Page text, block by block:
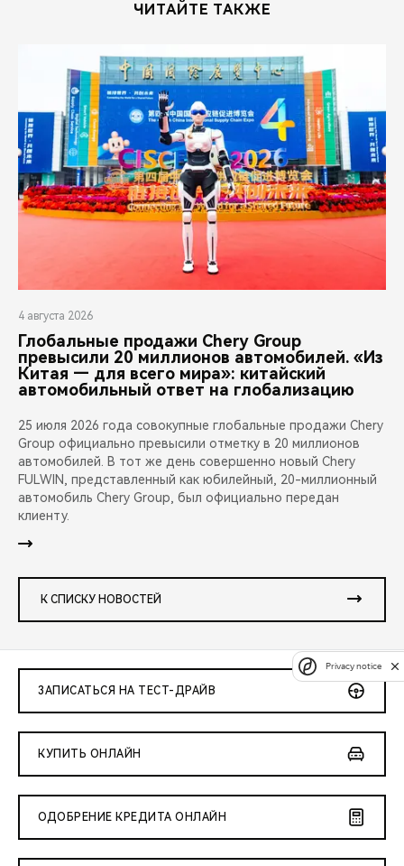
ЧИТАЙТЕ ТАКЖЕ
4 августа 2026
Глобальные продажи Chery Group
превысили 20 миллионов автомобилей. «Из
Китая — для всего мира»: китайский
автомобильный ответ на глобализацию
25 июля 2026 года совокупные глобальные продажи Chery
Group официально превысили отметку в 20 миллионов
автомобилей. В тот же день совершенно новый Chery
FULWIN, представленный как юбилейный, 20-миллионный
автомобиль Chery Group, был официально передан
клиенту.
К СПИСКУ НОВОСТЕЙ
ЗАПИСАТЬСЯ НА ТЕСТ-ДРАЙВ
КУПИТЬ ОНЛАЙН
ОДОБРЕНИЕ КРЕДИТА ОНЛАЙН
Privacy notice